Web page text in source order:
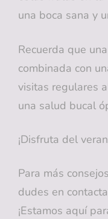
una boca sana y
Recuerda que
combinada con
visitas regulares
una salud bucal
¡Disfruta del
Para más
dudes en
¡Estamos aquí